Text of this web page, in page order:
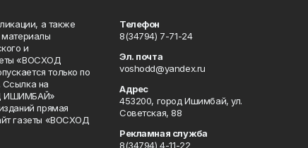
а также
и
«ВОСХОД
только по
Ссылка на
ИШИМБАЙ»
прямая
газеты «ВОСХОД
Телефон
8(34794) 7-71-24
Эл. почта
voshodd@yandex.ru
Адрес
453200, город Ишимбай, ул.
Советская, 88
Рекламная служба
8(34794) 4-11-22